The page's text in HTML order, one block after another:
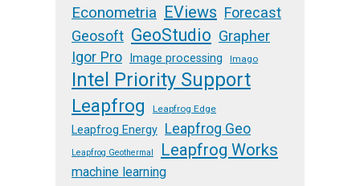
Econometria EViews Forecast
Geosoft GeoStudio Grapher
Igor Pro
Image processing Imago
Intel Priority Support
Leapfrog Leapfrog Edge
Leapfrog Energy Leapfrog Geo
Leapfrog Geothermal Leapfrog Works
machine learning